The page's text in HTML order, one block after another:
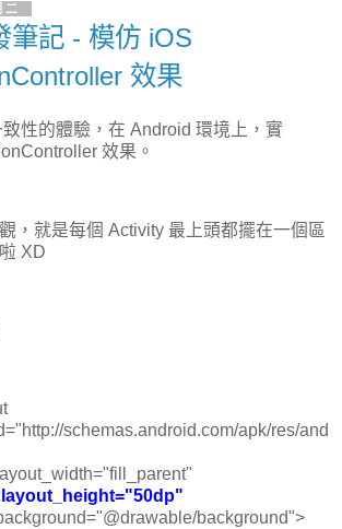
筆記 - 模仿 iOS
效果
性的體驗，在 Android 環境上，實
效果。
，就是每個 Activity 最上頭都擺在一個區
XD
schemas.android.com/apk/res/and
background">